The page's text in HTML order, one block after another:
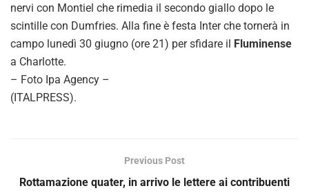
nervi con Montiel che rimedia il secondo giallo dopo le
scintille con Dumfries. Alla fine è festa Inter che tornerà in
campo lunedì 30 giugno (ore 21) per sfidare il Fluminense
a Charlotte.
– Foto Ipa Agency –
(ITALPRESS).
Previous Post
Rottamazione quater, in arrivo le lettere ai contribuenti